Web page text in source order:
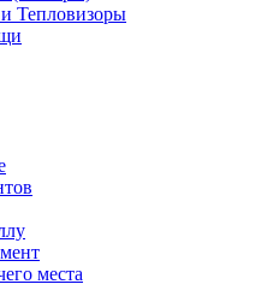
Тепловизоры
места